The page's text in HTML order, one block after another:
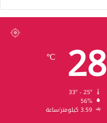
28
℃
56%
3.59 كيلومتر/ساعة